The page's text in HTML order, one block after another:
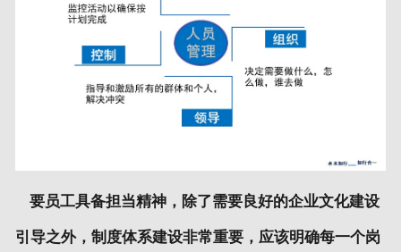
要员工具备担当精神，除了需要良好的企业文化建设
引导之外，制度体系建设非常重要，应该明确每一个岗